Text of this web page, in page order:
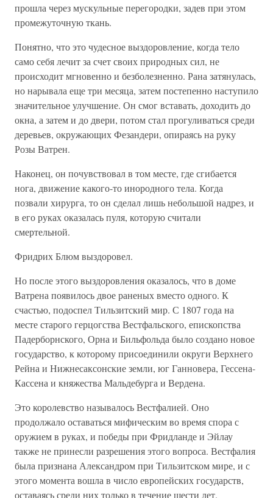
прошла через мускульные перегородки, задев при этом
промежуточную ткань.
Понятно, что это чудесное выздоровление, когда тело
само себя лечит за счет своих природных сил, не
происходит мгновенно и безболезненно. Рана затянулась,
но нарывала еще три месяца, затем постепенно наступило
значительное улучшение. Он смог вставать, доходить до
окна, а затем и до двери, потом стал прогуливаться среди
деревьев, окружающих Фезандери, опираясь на руку
Розы Ватрен.
Наконец, он почувствовал в том месте, где сгибается
нога, движение какого-то инородного тела. Когда
позвали хирурга, то он сделал лишь небольшой надрез, и
в его руках оказалась пуля, которую считали
смертельной.
Фридрих Блюм выздоровел.
Но после этого выздоровления оказалось, что в доме
Ватрена появилось двое раненых вместо одного. К
счастью, подоспел Тильзитский мир. С 1807 года на
месте старого герцогства Вестфальского, епископства
Падерборнского, Орна и Бильфольда было создано новое
государство, к которому присоединили округи Верхнего
Рейна и Нижнесаксонские земли, юг Ганновера, Гессена-
Кассена и княжества Мальдебурга и Вердена.
Это королевство называлось Вестфалией. Оно
продолжало оставаться мифическим во время спора с
оружием в руках, и победы при Фридланде и Эйлау
также не принесли разрешения этого вопроса. Вестфалия
была признана Александром при Тильзитском мире, и с
этого момента вошла в число европейских государств,
оставаясь среди них только в течение шести лет.